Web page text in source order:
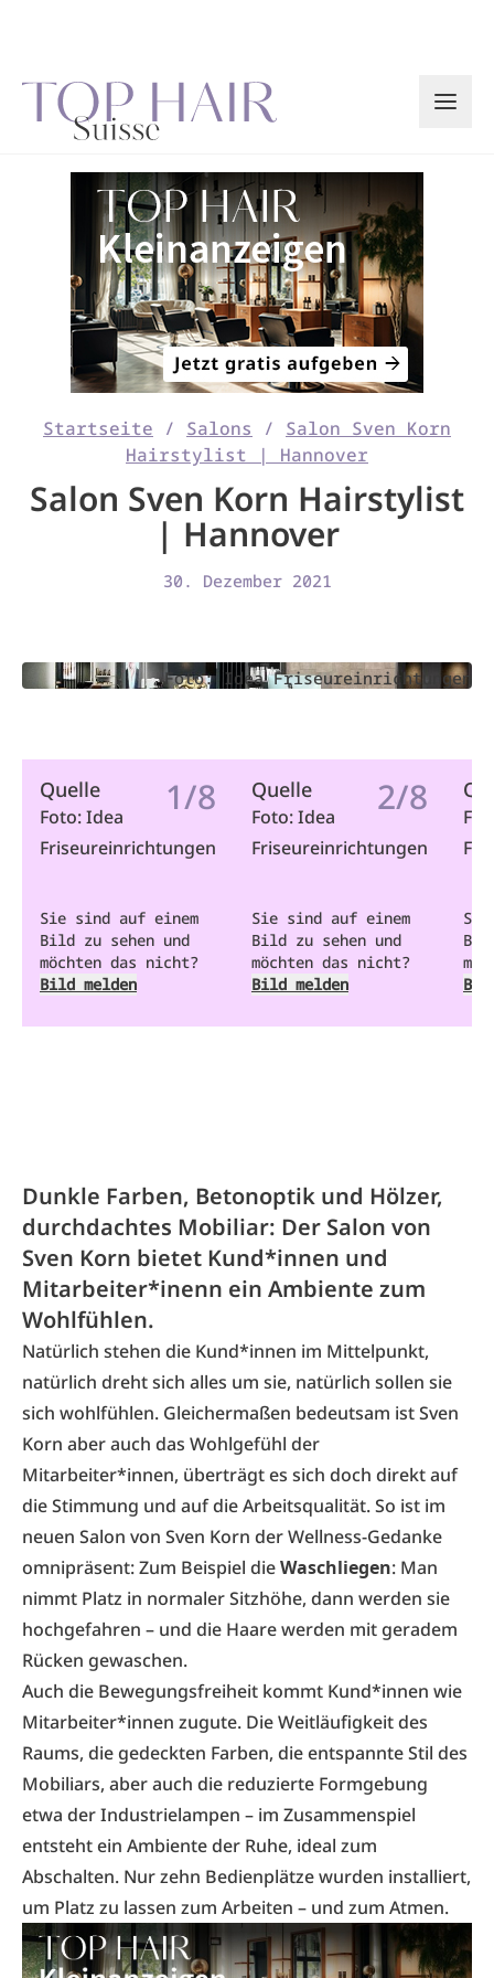
Startseite / Salons / Salon Sven Korn
Hairstylist | Hannover
Salon Sven Korn Hairstylist
| Hannover
30. Dezember 2021
Foto: Idea Friseureinrichtungen
1/8
Quelle
Foto: Idea
Friseureinrichtungen
Sie sind auf einem
Bild zu sehen und
möchten das nicht?
Bild melden
2/8
Quelle
Foto: Idea
Friseureinrichtungen
Sie sind auf einem
Bild zu sehen und
möchten das nicht?
Bild melden
Dunkle Farben, Betonoptik und Hölzer,
durchdachtes Mobiliar: Der Salon von
Sven Korn bietet Kund*innen und
Mitarbeiter*inenn ein Ambiente zum
Wohlfühlen.
Natürlich stehen die Kund*innen im Mittelpunkt,
natürlich dreht sich alles um sie, natürlich sollen sie
sich wohlfühlen. Gleichermaßen bedeutsam ist Sven
Korn aber auch das Wohlgefühl der
Mitarbeiter*innen, überträgt es sich doch direkt auf
die Stimmung und auf die Arbeitsqualität. So ist im
neuen Salon von Sven Korn der Wellness-Gedanke
omnipräsent: Zum Beispiel dieWaschliegen: Man
nimmt Platz in normaler Sitzhöhe, dann werden sie
hochgefahren – und die Haare werden mit geradem
Rücken gewaschen.
Auch die Bewegungsfreiheit kommt Kund*innen wie
Mitarbeiter*innen zugute. Die Weitläufigkeit des
Raums, die gedeckten Farben, die entspannte Stil des
Mobiliars, aber auch die reduzierte Formgebung
etwa der Industrielampen – im Zusammenspiel
entsteht ein Ambiente der Ruhe, ideal zum
Abschalten. Nur zehn Bedienplätze wurden installiert,
um Platz zu lassen zum Arbeiten – und zum Atmen.